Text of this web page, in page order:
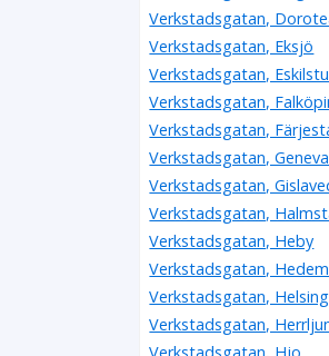
Riksbyggens
Nils Gunnar Ahlgren
Verkstadsgatan 6, 62141 Visby
Riksbyggens
Bo Evert Siwe Hagberg
0498-217140
Verkstadsgatan 6, 62141 Visby
Riksbyggens
Rose-Marie Angela Ingeb
Verkstadsgatan 6, 62141 Visby
Riksbyggens
Sigun Maria Catharina
Verkstadsgatan,
Verkstadsgatan, Eksjö
Verkstadsgatan,
Verkstadsgatan,
Verkstadsgatan,
Verkstadsgatan,
Verkstadsgatan,
Verkstadsgatan,
Verkstadsgatan, Heby
Verkstadsgatan,
Verkstadsgatan,
Verkstadsgatan,